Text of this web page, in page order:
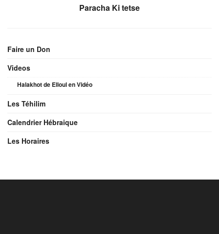
Paracha Ki tetse
Faire un Don
Videos
Halakhot de Elloul en Vidéo
Les Téhilim
Calendrier Hébraique
Les Horaires